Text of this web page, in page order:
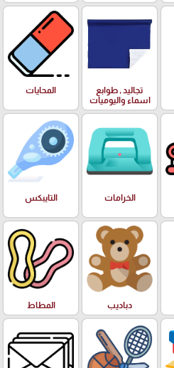
تجاليد , طوابع
اسماء واليوميات
المحايات
الخرامات التايبكس
دباديب المطاط